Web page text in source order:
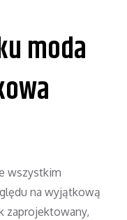
moda
wszystkim
na wyjątkową
zaprojektowany,